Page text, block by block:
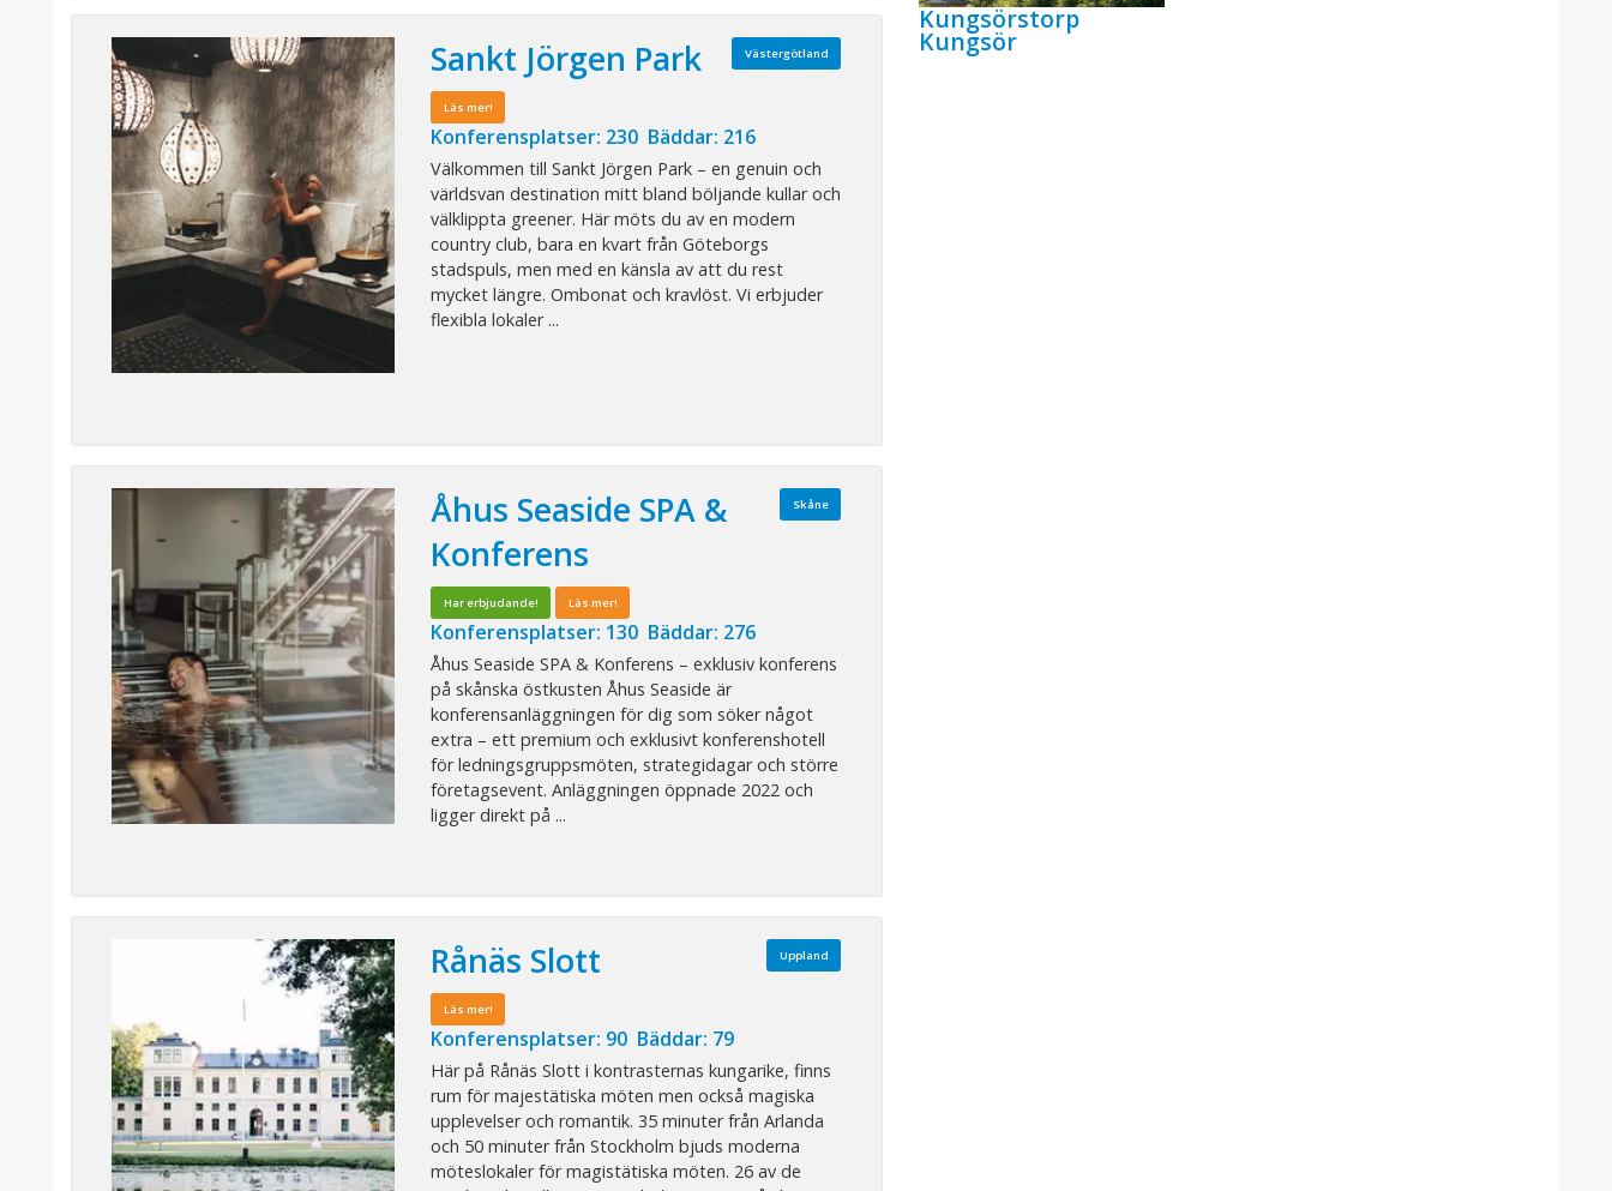
Västergötland
Sankt Jörgen Park
Läs mer!
Konferensplatser: 230 Bäddar: 216
Välkommen till Sankt Jörgen Park – en genuin och
världsvan destination mitt bland böljande kullar och
välklippta greener. Här möts du av en modern
country club, bara en kvart från Göteborgs
stadspuls, men med en känsla av att du rest
mycket längre. Ombonat och kravlöst. Vi erbjuder
flexibla lokaler ...
Skåne
Åhus Seaside SPA &
Konferens
Har erbjudande! Läs mer!
Konferensplatser: 130 Bäddar: 276
Åhus Seaside SPA & Konferens – exklusiv konferens
på skånska östkusten Åhus Seaside är
konferensanläggningen för dig som söker något
extra – ett premium och exklusivt konferenshotell
för ledningsgruppsmöten, strategidagar och större
företagsevent. Anläggningen öppnade 2022 och
ligger direkt på ...
Uppland
Rånäs Slott
Läs mer!
Konferensplatser: 90 Bäddar: 79
Här på Rånäs Slott i kontrasternas kungarike, finns
rum för majestätiska möten men också magiska
upplevelser och romantik. 35 minuter från Arlanda
och 50 minuter från Stockholm bjuds moderna
möteslokaler för magistätiska möten. 26 av de
Kungsörstorp
Kungsör